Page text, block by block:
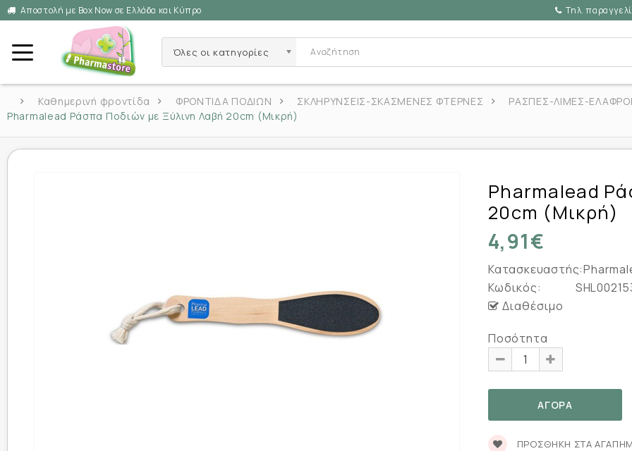
Αποστολή με Box Now σε Ελλάδα και Κύπρο Τηλ.
Όλες οι κατηγορίες
Καθημερινή φροντίδα ΦΡΟΝΤΙΔΑ ΠΟΔΙΩΝ ΣΚΛΗΡΥΝΣΕΙΣ-ΣΚΑΣΜΕΝΕΣ ΦΤΕΡΝΕΣ
ΡΑΣΠΕΣ-ΛΙΜΕΣ-
Pharmalead Ράσπα Ποδιών με Ξύλινη Λαβή 20cm (Μικρή)
Pharmalead
20cm (Μικρή)
4,91€
Κατασκευαστής:
Κωδικός:
Διαθέσιμο
Ποσότητα
ΠΡΟΣΘΉΚΗ ΣΤΑ